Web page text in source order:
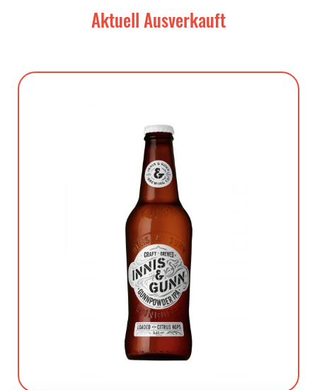
Aktuell Ausverkauft